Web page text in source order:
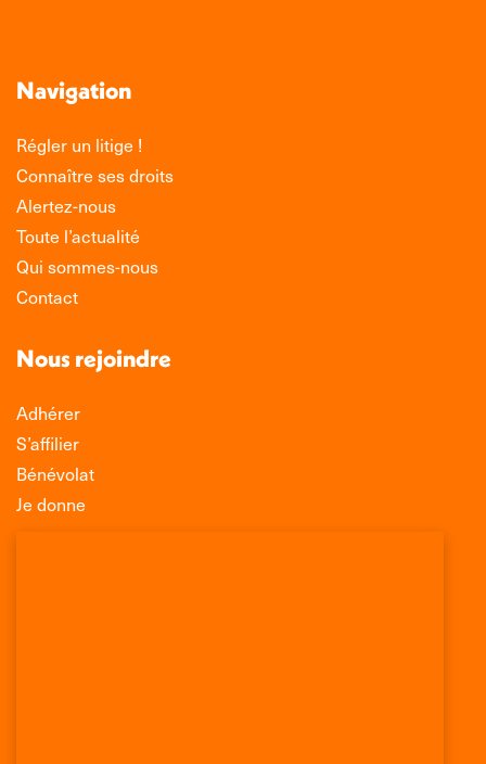
Navigation
Régler un litige !
Connaître ses droits
Alertez-nous
Toute l’actualité
Qui sommes-nous
Contact
Nous rejoindre
Adhérer
S’affilier
Bénévolat
Je donne